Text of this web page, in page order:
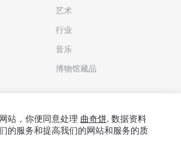
艺术
行业
音乐
博物馆藏品
站，你便同意处理 曲奇饼. 数据资料
的服务和提高我们的网站和服务的质